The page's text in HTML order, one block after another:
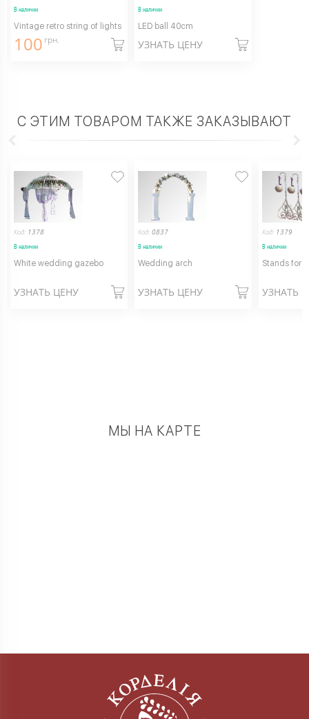
В наличии
Vintage retro string of lights
100 грн.
В наличии
LED ball 40cm
УЗНАТЬ ЦЕНУ
С ЭТИМ ТОВАРОМ ТАКЖЕ ЗАКАЗЫВАЮТ
Код: 1378
В наличии
White wedding gazebo
УЗНАТЬ ЦЕНУ
Код: 0837
В наличии
Wedding arch
УЗНАТЬ ЦЕНУ
Код: 1379
В наличии
Stands for
УЗНАТЬ
МЫ НА КАРТЕ